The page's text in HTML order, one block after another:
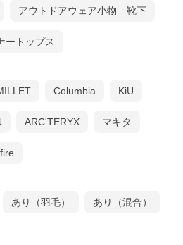
アウトドアウェア小物 靴下
トップス
Columbia KiU
ARC'TERYX マキタ
あり（羽毛） あり（混合）